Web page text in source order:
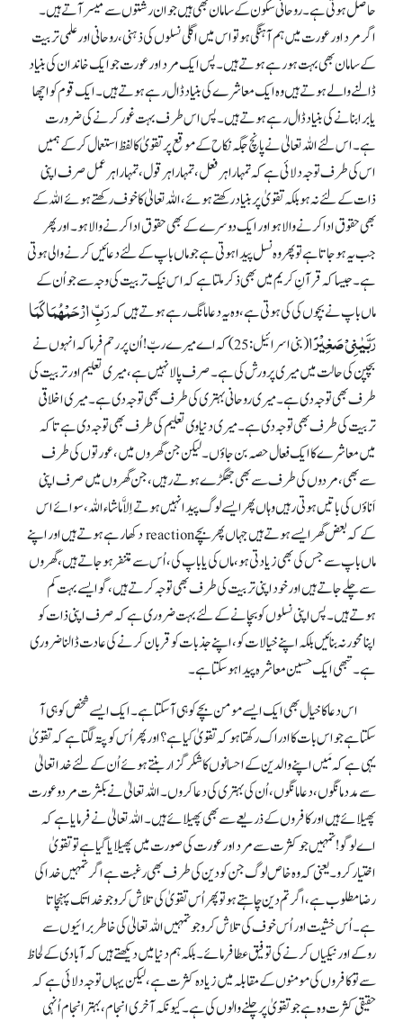
حاصل ہوتی ہے۔ روحانی سکون کے سامان بھی ہیں جو ان رشتوں سے میسر آتے ہیں۔
اگر مرد اور عورت میں ہم آہنگی ہو تو اس میں اگلی نسلوں کی ذہنی، روحانی اور علمی تربیت
کے سامان بھی بہت ہو رہے ہوتے ہیں۔ پس ایک مرد اور عورت جو ایک خاندان کی بنیاد
ڈالنے والے ہوتے ہیں وہ ایک معاشرے کی بنیاد ڈال رہے ہوتے ہیں۔ ایک قوم کو اچھا
یا برا بنانے کی بنیاد ڈال رہے ہوتے ہیں۔ پس اس طرف بہت غور کرنے کی ضرورت
ہے۔ اس لئے اللہ تعالیٰ نے پانچ جگہ نکاح کے موقع پر تقویٰ کا لفظ استعمال کر کے ہمیں
اس کی طرف توجہ دلائی ہے کہ تمہارا ہر فعل، تمہارا ہر قول، تمہارا ہر عمل صرف اپنی
ذات کے لئے نہ ہو بلکہ تقویٰ پر بنیاد رکھتے ہوئے، اللہ تعالیٰ کا خوف رکھتے ہوئے اللہ کے
بھی حقوق ادا کرنے والا ہواور ایک دوسرے کے بھی حقوق ادا کرنے والا ہو۔ اور پھر
جب یہ ہو جاتا ہے تو پھر وہ نسل پیدا ہوتی ہے جو ماں باپ کے لئے دعائیں کرنے والی ہوتی
ہے۔ جیسا کہ قرآنِ کریم میں بھی ذکر ملتا ہے کہ اس نیک تربیت کی وجہ سے جو اُن کے
ماں باپ نے بچوں کی کی ہوتی ہے، وہ یہ دعا مانگ رہے ہوتے ہیں کہرَبِّ ارْحَمْہُمَا کَمَا
رَبَّیٰنِیْ صَغِیْرًا
(بنی اسرائیل:25) کہ اے میرے ربّ! اُن پر رحم فرما کہ انہوں نے
بچپن کی حالت میں میری پرورش کی ہے۔ صرف پالا نہیں ہے، میری تعلیم اور تربیت کی
طرف بھی توجہ دی ہے۔ میری روحانی بہتری کی طرف بھی توجہ دی ہے۔ میری اخلاقی
تربیت کی طرف بھی توجہ دی ہے۔ میری دنیاوی تعلیم کی طرف بھی توجہ دی ہے تا کہ
میں معاشرے کا ایک فعال حصہ بن جاؤں۔ لیکن جن گھروں میں، عورتوں کی طرف
سے بھی، مردوں کی طرف سے بھی جھگڑے ہوتے رہیں، جن گھروں میں صرف اپنی
اَناؤں کی باتیں ہوتی رہیں وہاں پھر ایسے لوگ پیدا نہیں ہوتے اِلاَّ ماشاء اللہ، سوائے اس
کے کہ بعض گھر ایسے ہوتے ہیں جہاں پھر بچے reaction دکھا رہے ہوتے ہیں اور اپنے
ماں باپ سے جس کی بھی زیادتی ہو، ماں کی یا باپ کی، اُس سے متنفر ہو جاتے ہیں، گھروں
سے چلے جاتے ہیں اور خود اپنی تربیت کی طرف بھی توجہ کرتے ہیں، گو ایسے بہت کم
ہوتے ہیں۔ پس اپنی نسلوں کو بچانے کے لئے بہت ضروری ہے کہ صرف اپنی ذات کو
اپنا محور نہ بنائیں بلکہ اپنے خیالات کو، اپنے جذبات کو قربان کرنے کی عادت ڈالنا ضروری
ہے۔ تبھی ایک حسین معاشرہ پیدا ہو سکتا ہے۔
اس دعا کا خیال بھی ایک ایسے مومن بچے کو ہی آ سکتا ہے۔ ایک ایسے شخص کو ہی آ
سکتا ہے جو اس بات کا ادراک رکھتا ہو کہ تقویٰ کیا ہے؟ اور پھر اُس کو پتہ لگتا ہے کہ تقویٰ
یہی ہے کہ مَیں اپنے والدین کے احسانوں کا شکر گزار بنتے ہوئے اُن کے لئے خدا تعالیٰ
سے مدد مانگوں، دعا مانگوں، اُن کی بہتری کی دعا کروں۔ اللہ تعالیٰ نے بکثرت مردو عورت
پھیلائے ہیں اور کافروں کے ذریعے سے بھی پھیلائے ہیں۔ اللہ تعالیٰ نے فرمایا ہے کہ
اے لوگو! تمہیں جو کثرت سے مرد اور عورت کی صورت میں پھیلایا گیا ہے تو تقویٰ
اختیار کرو۔ یعنی کہ وہ خاص لوگ جن کو دین کی طرف بھی رغبت ہے اگر تمہیں خدا کی
رضا مطلوب ہے، اگر تم دین چاہتے ہو تو پھر اُس تقویٰ کی تلاش کرو جو خدا تک پہنچاتا
ہے۔ اُس خشیت اور اُس خوف کی تلاش کرو جو تمہیں اللہ تعالیٰ کی خاطر برائیوں سے
روکے اور نیکیاں کرنے کی توفیق عطا فرمائے۔ بلکہ ہم دنیا میں دیکھتے ہیں کہ آبادی کے لحاظ
سے تو کافروں کی مومنوں کے مقابلہ میں زیادہ کثرت ہے، لیکن یہاں توجہ دلائی ہے کہ
حقیقی کثرت وہ ہے جو تقویٰ پر چلنے والوں کی ہے۔ کیونکہ آخری انجام، بہتر انجام اُنہی